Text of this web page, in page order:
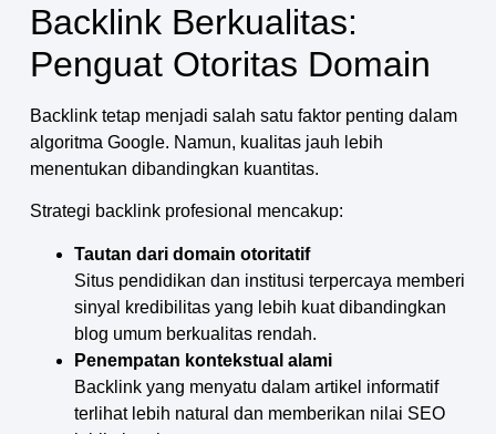
Backlink Berkualitas:
Penguat Otoritas Domain
Backlink tetap menjadi salah satu faktor penting dalam
algoritma Google. Namun, kualitas jauh lebih
menentukan dibandingkan kuantitas.
Strategi backlink profesional mencakup:
Tautan dari domain otoritatif
Situs pendidikan dan institusi terpercaya memberi
sinyal kredibilitas yang lebih kuat dibandingkan
blog umum berkualitas rendah.
Penempatan kontekstual alami
Backlink yang menyatu dalam artikel informatif
terlihat lebih natural dan memberikan nilai SEO